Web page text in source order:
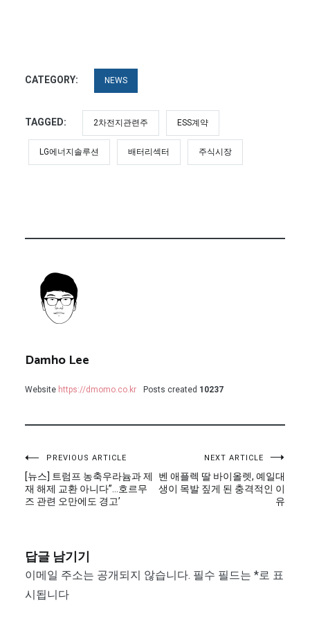
CATEGORY: NEWS
TAGGED: 2차전지관련주 ESS계약
LG에너지솔루션 배터리섹터 주식시장
Damho Lee
Website https://dmomo.co.kr Posts created 10237
글
탐
색
PREVIOUS ARTICLE
[뉴스] 트럼프 농축우라늄과 제
재 해제 교환 아니다”…호르무
즈 관련 오만에도 경고’
NEXT ARTICLE
벤 애플렉 딸 바이올렛, 예일대
생이 목발 짚게 된 충격적인 이
유
답글 남기기
이메일 주소는 공개되지 않습니다. 필수 필드는 *로 표
시됩니다